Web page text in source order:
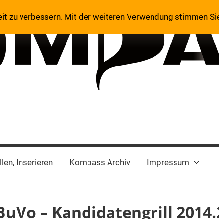
Inserieren Kompass Archiv Impressum
– Kandidatengrill
zu verbessern. Mit der weiteren Verwendung stimmen